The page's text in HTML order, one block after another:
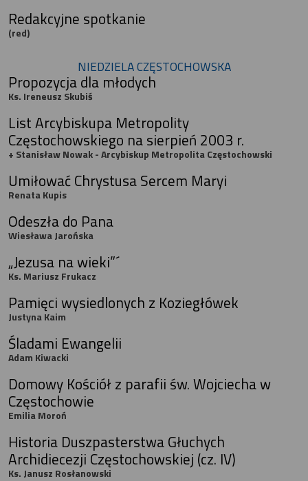
Redakcyjne spotkanie
(red)
NIEDZIELA CZĘSTOCHOWSKA
Propozycja dla młodych
Ks. Ireneusz Skubiś
List Arcybiskupa Metropolity
Częstochowskiego na sierpień 2003 r.
+ Stanisław Nowak - Arcybiskup Metropolita Częstochowski
Umiłować Chrystusa Sercem Maryi
Renata Kupis
Odeszła do Pana
Wiesława Jarońska
„Jezusa na wieki”´
Ks. Mariusz Frukacz
Pamięci wysiedlonych z Koziegłówek
Justyna Kaim
Śladami Ewangelii
Adam Kiwacki
Domowy Kościół z parafii św. Wojciecha w
Częstochowie
Emilia Moroń
Historia Duszpasterstwa Głuchych
Archidiecezji Częstochowskiej (cz. IV)
Ks. Janusz Rosłanowski